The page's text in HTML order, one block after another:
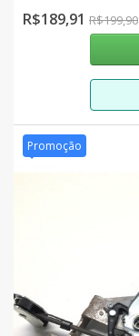
R$189,91 R$199,90
Promoção